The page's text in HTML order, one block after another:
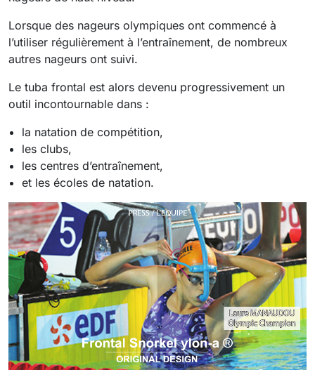
Lorsque des nageurs olympiques ont commencé à
l’utiliser régulièrement à l’entraînement, de nombreux
autres nageurs ont suivi.
Le tuba frontal est alors devenu progressivement un
outil incontournable dans :
la natation de compétition,
les clubs,
les centres d’entraînement,
et les écoles de natation.